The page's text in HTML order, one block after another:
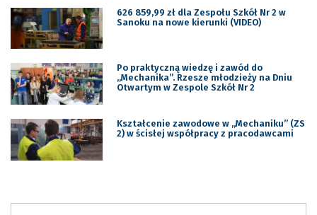
626 859,99 zł dla Zespołu Szkół Nr 2 w
Sanoku na nowe kierunki (VIDEO)
Po praktyczną wiedzę i zawód do
„Mechanika”. Rzesze młodzieży na Dniu
Otwartym w Zespole Szkół Nr 2
Kształcenie zawodowe w „Mechaniku” (ZS
2) w ścisłej współpracy z pracodawcami